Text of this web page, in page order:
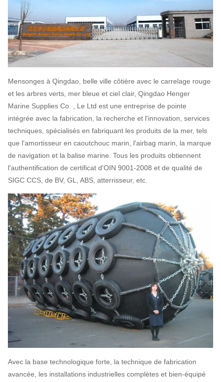
Mensonges à Qingdao, belle ville côtière avec le carrelage rouge
et les arbres verts, mer bleue et ciel clair, Qingdao Henger
Marine Supplies Co. , Le Ltd est une entreprise de pointe
intégrée avec la fabrication, la recherche et l'innovation, services
techniques, spécialisés en fabriquant les produits de la mer, tels
que l'amortisseur en caoutchouc marin, l'airbag marin, la marque
de navigation et la balise marine. Tous les produits obtiennent
l'authentification de certificat d'OIN 9001-2008 et de qualité de
SIGC CCS, de BV, GL, ABS, atterrisseur, etc.
Avec la base technologique forte, la technique de fabrication
avancée, les installations industrielles complètes et bien-équipé